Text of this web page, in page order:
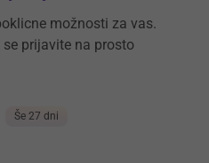
možnosti za vas.
se prijavite na prosto
Še 27 dni